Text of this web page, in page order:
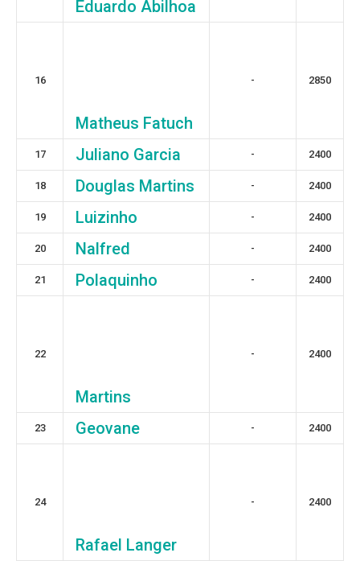
Eduardo Abilhoa
16
Matheus Fatuch
- 2850
17 Juliano Garcia - 2400
18 Douglas Martins - 2400
19 Luizinho - 2400
20 Nalfred - 2400
21 Polaquinho - 2400
22
Martins
- 2400
23 Geovane - 2400
24
Rafael Langer
- 2400